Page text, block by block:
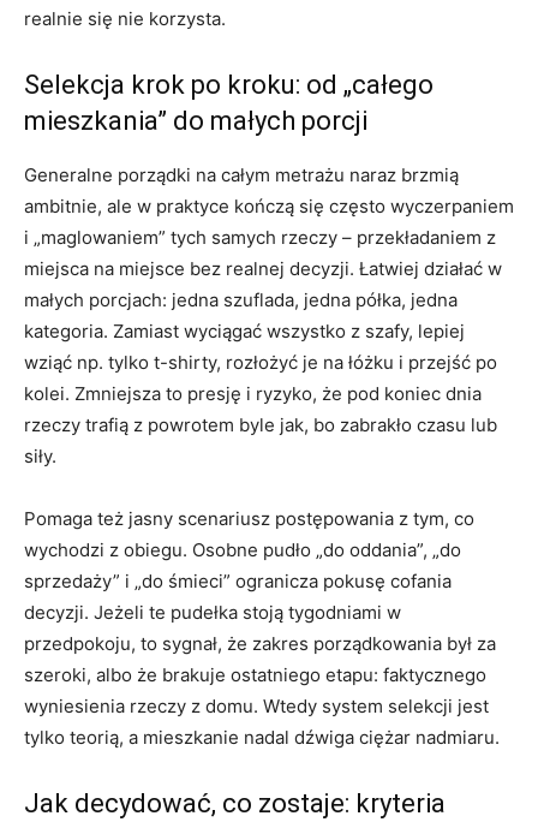
realnie się nie korzysta.
Selekcja krok po kroku: od „całego
mieszkania” do małych porcji
Generalne porządki na całym metrażu naraz brzmią
ambitnie, ale w praktyce kończą się często wyczerpaniem
i „maglowaniem” tych samych rzeczy – przekładaniem z
miejsca na miejsce bez realnej decyzji. Łatwiej działać w
małych porcjach: jedna szuflada, jedna półka, jedna
kategoria. Zamiast wyciągać wszystko z szafy, lepiej
wziąć np. tylko t-shirty, rozłożyć je na łóżku i przejść po
kolei. Zmniejsza to presję i ryzyko, że pod koniec dnia
rzeczy trafią z powrotem byle jak, bo zabrakło czasu lub
siły.
Pomaga też jasny scenariusz postępowania z tym, co
wychodzi z obiegu. Osobne pudło „do oddania”, „do
sprzedaży” i „do śmieci” ogranicza pokusę cofania
decyzji. Jeżeli te pudełka stoją tygodniami w
przedpokoju, to sygnał, że zakres porządkowania był za
szeroki, albo że brakuje ostatniego etapu: faktycznego
wyniesienia rzeczy z domu. Wtedy system selekcji jest
tylko teorią, a mieszkanie nadal dźwiga ciężar nadmiaru.
Jak decydować, co zostaje: kryteria